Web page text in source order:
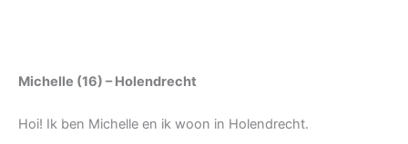
Michelle (16) – Holendrecht
Hoi! Ik ben Michelle en ik woon in Holendrecht.